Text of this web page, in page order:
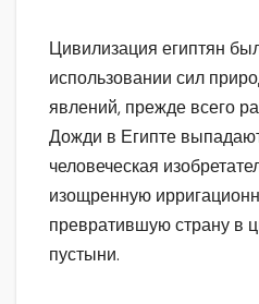
Цивилизация египтян
использовании сил
явлений, прежде всего
Дожди в Египте
человеческая
изощренную
превратившую страну в
пустыни.